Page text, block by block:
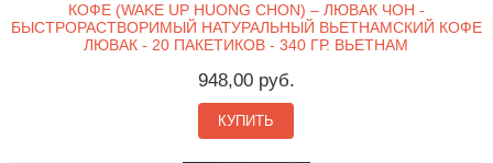
КОФЕ (WAKE UP HUONG CHON) – ЛЮВАК ЧОН -
БЫСТРОРАСТВОРИМЫЙ НАТУРАЛЬНЫЙ ВЬЕТНАМСКИЙ КОФЕ
ЛЮВАК - 20 ПАКЕТИКОВ - 340 ГР. ВЬЕТНАМ
948,00 руб.
КУПИТЬ